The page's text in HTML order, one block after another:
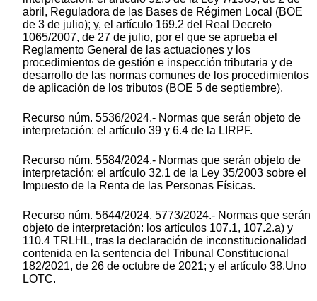
abril, Reguladora de las Bases de Régimen Local (BOE
de 3 de julio); y, el artículo 169.2 del Real Decreto
1065/2007, de 27 de julio, por el que se aprueba el
Reglamento General de las actuaciones y los
procedimientos de gestión e inspección tributaria y de
desarrollo de las normas comunes de los procedimientos
de aplicación de los tributos (BOE 5 de septiembre).
Recurso núm. 5536/2024.- Normas que serán objeto de
interpretación: el artículo 39 y 6.4 de la LIRPF.
Recurso núm. 5584/2024.- Normas que serán objeto de
interpretación: el artículo 32.1 de la Ley 35/2003 sobre el
Impuesto de la Renta de las Personas Físicas.
Recurso núm. 5644/2024, 5773/2024.- Normas que serán
objeto de interpretación: los artículos 107.1, 107.2.a) y
110.4 TRLHL, tras la declaración de inconstitucionalidad
contenida en la sentencia del Tribunal Constitucional
182/2021, de 26 de octubre de 2021; y el artículo 38.Uno
LOTC.